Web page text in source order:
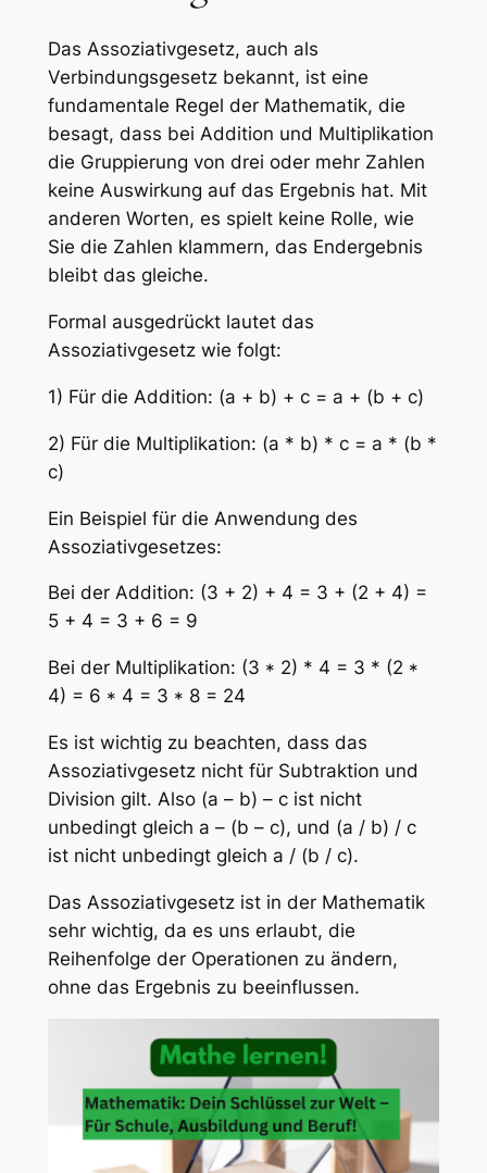
Das Assoziativgesetz, auch als
Verbindungsgesetz bekannt, ist eine
fundamentale Regel der Mathematik, die
besagt, dass bei Addition und Multiplikation
die Gruppierung von drei oder mehr Zahlen
keine Auswirkung auf das Ergebnis hat. Mit
anderen Worten, es spielt keine Rolle, wie
Sie die Zahlen klammern, das Endergebnis
bleibt das gleiche.
Formal ausgedrückt lautet das
Assoziativgesetz wie folgt:
1) Für die Addition: (a + b) + c = a + (b + c)
2) Für die Multiplikation: (a * b) * c = a * (b *
c)
Ein Beispiel für die Anwendung des
Assoziativgesetzes:
Bei der Addition: (3 + 2) + 4 = 3 + (2 + 4) =
5 + 4 = 3 + 6 = 9
Bei der Multiplikation: (3 * 2) * 4 = 3 * (2 *
4) = 6 * 4 = 3 * 8 = 24
Es ist wichtig zu beachten, dass das
Assoziativgesetz nicht für Subtraktion und
Division gilt. Also (a – b) – c ist nicht
unbedingt gleich a – (b – c), und (a / b) / c
ist nicht unbedingt gleich a / (b / c).
Das Assoziativgesetz ist in der Mathematik
sehr wichtig, da es uns erlaubt, die
Reihenfolge der Operationen zu ändern,
ohne das Ergebnis zu beeinflussen.